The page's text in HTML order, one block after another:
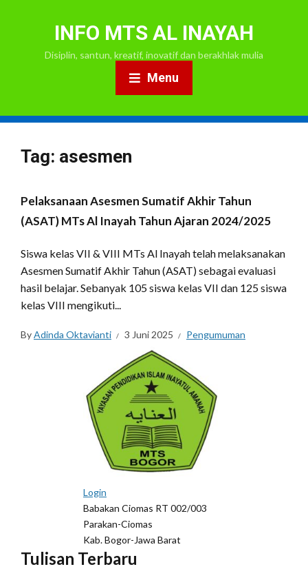
INFO MTS AL INAYAH
Disiplin, santun, kreatif, inovatif dan berakhlak mulia
Menu
Tag: asesmen
Pelaksanaan Asesmen Sumatif Akhir Tahun
(ASAT) MTs Al Inayah Tahun Ajaran 2024/2025
Siswa kelas VII & VIII MTs Al Inayah telah melaksanakan
Asesmen Sumatif Akhir Tahun (ASAT) sebagai evaluasi
hasil belajar. Sebanyak 105 siswa kelas VII dan 125 siswa
kelas VIII mengikuti...
ByAdinda Oktavianti 3 Juni 2025 Pengumuman
Login
Babakan Ciomas RT 002/003
Parakan-Ciomas
Kab. Bogor-Jawa Barat
Tulisan Terbaru